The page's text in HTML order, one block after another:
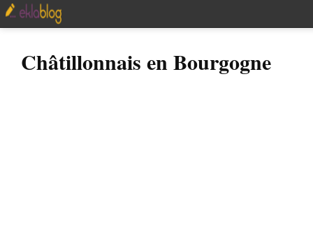
Châtillonnais en Bourgogne